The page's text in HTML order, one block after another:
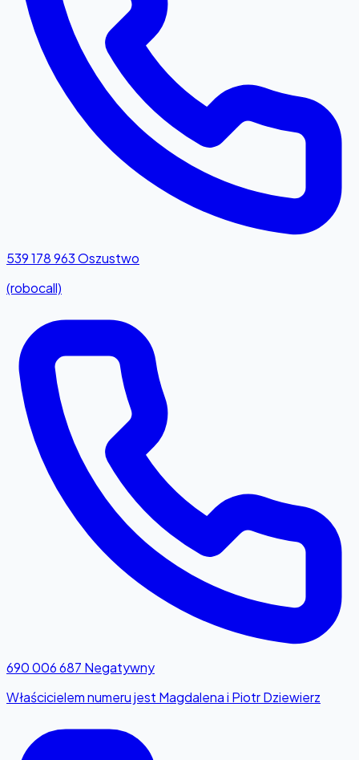
539 178 963Oszustwo
(robocall)
690 006 687 Negatywny
Właścicielem numeru jest Magdalena i Piotr Dziewierz